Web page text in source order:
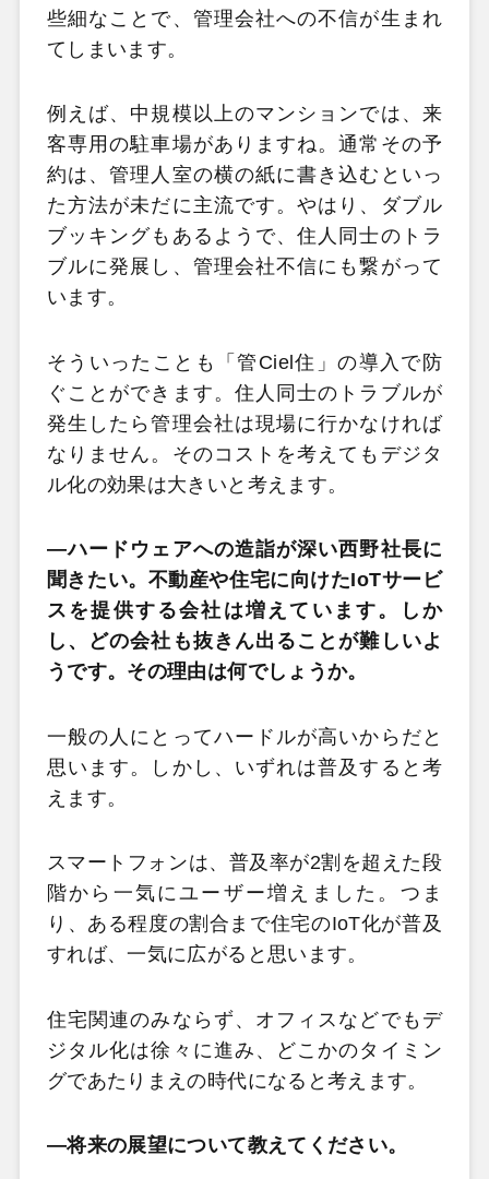
些細なことで、管理会社への不信が生まれ
てしまいます。
例えば、中規模以上のマンションでは、来
客専用の駐車場がありますね。通常その予
約は、管理人室の横の紙に書き込むといっ
た方法が未だに主流です。やはり、ダブル
ブッキングもあるようで、住人同士のトラ
ブルに発展し、管理会社不信にも繋がって
います。
そういったことも「管Ciel住」の導入で防
ぐことができます。住人同士のトラブルが
発生したら管理会社は現場に行かなければ
なりません。そのコストを考えてもデジタ
ル化の効果は大きいと考えます。
―ハードウェアへの造詣が深い西野社長に
聞きたい。不動産や住宅に向けたIoTサービ
スを提供する会社は増えています。しか
し、どの会社も抜きん出ることが難しいよ
うです。その理由は何でしょうか。
一般の人にとってハードルが高いからだと
思います。しかし、いずれは普及すると考
えます。
スマートフォンは、普及率が2割を超えた段
階から一気にユーザー増えました。つま
り、ある程度の割合まで住宅のIoT化が普及
すれば、一気に広がると思います。
住宅関連のみならず、オフィスなどでもデ
ジタル化は徐々に進み、どこかのタイミン
グであたりまえの時代になると考えます。
―将来の展望について教えてください。